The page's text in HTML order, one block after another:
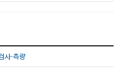
사·측량